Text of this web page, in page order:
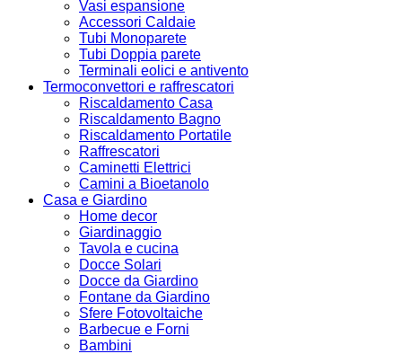
Vasi espansione
Accessori Caldaie
Tubi Monoparete
Tubi Doppia parete
Terminali eolici e antivento
Termoconvettori e raffrescatori
Riscaldamento Casa
Riscaldamento Bagno
Riscaldamento Portatile
Raffrescatori
Caminetti Elettrici
Camini a Bioetanolo
Casa e Giardino
Home decor
Giardinaggio
Tavola e cucina
Docce Solari
Docce da Giardino
Fontane da Giardino
Sfere Fotovoltaiche
Barbecue e Forni
Bambini